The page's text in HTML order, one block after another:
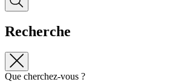
Recherche
Que cherchez-vous ?